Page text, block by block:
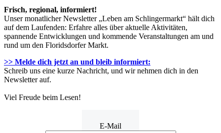
Frisch, regional, informiert!
Unser monatlicher Newsletter „Leben am Schlingermarkt“ hält dich
auf dem Laufenden: Erfahre alles über aktuelle Aktivitäten,
spannende Entwicklungen und kommende Veranstaltungen am und
rund um den Floridsdorfer Markt.
>> Melde dich jetzt an und bleib informiert:
Schreib uns eine kurze Nachricht, und wir nehmen dich in den
Newsletter auf.
Viel Freude beim Lesen!
E-Mail